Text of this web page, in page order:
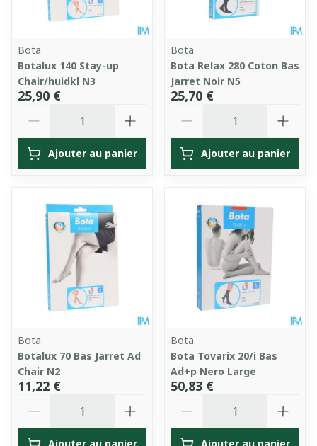
Bota
Botalux 140 Stay-up
Chair/huidkl N3
25,90 €
Ajouter au panier
Bota
Bota Relax 280 Coton Bas
Jarret Noir N5
25,70 €
Ajouter au panier
Bota
Botalux 70 Bas Jarret Ad
Chair N2
11,22 €
Bota
Bota Tovarix 20/i Bas
Ad+p Nero Large
50,83 €